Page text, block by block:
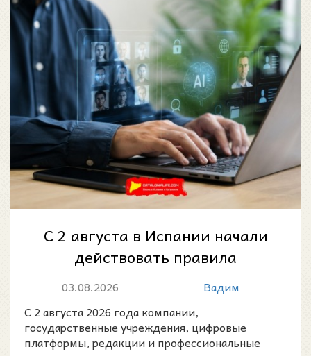
С 2 августа в Испании начали
действовать правила
маркировки контента,
созданного искусстве...
03.08.2026
Вадим
С 2 августа 2026 года компании,
государственные учреждения, цифровые
платформы, редакции и профессиональные